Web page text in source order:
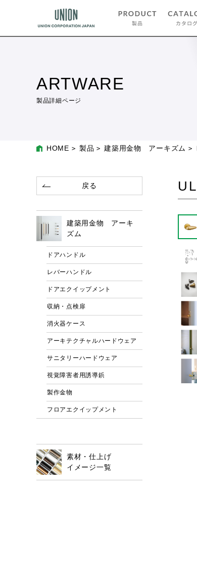
ARTWARE
製品詳細ページ
HOME 製品 建築用金物 アーキズム
戻る
建築用金物 アーキ
ズム
ドアハンドル
レバーハンドル
ドアエクイップメント
収納・点検扉
消火器ケース
アーキテクチャルハードウェア
サニタリーハードウェア
視覚障害者用誘導鋲
製作金物
フロアエクイップメント
素材・仕上げ
イメージ一覧